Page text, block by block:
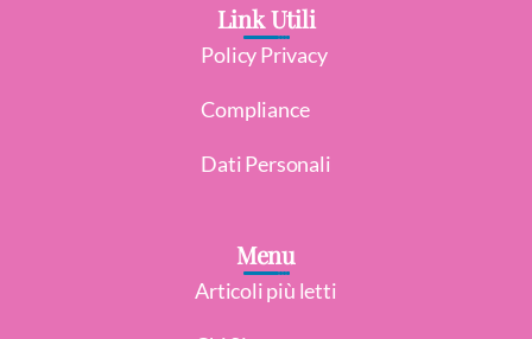
Link Utili
Policy Privacy
Compliance
Dati Personali
Menu
Articoli più letti